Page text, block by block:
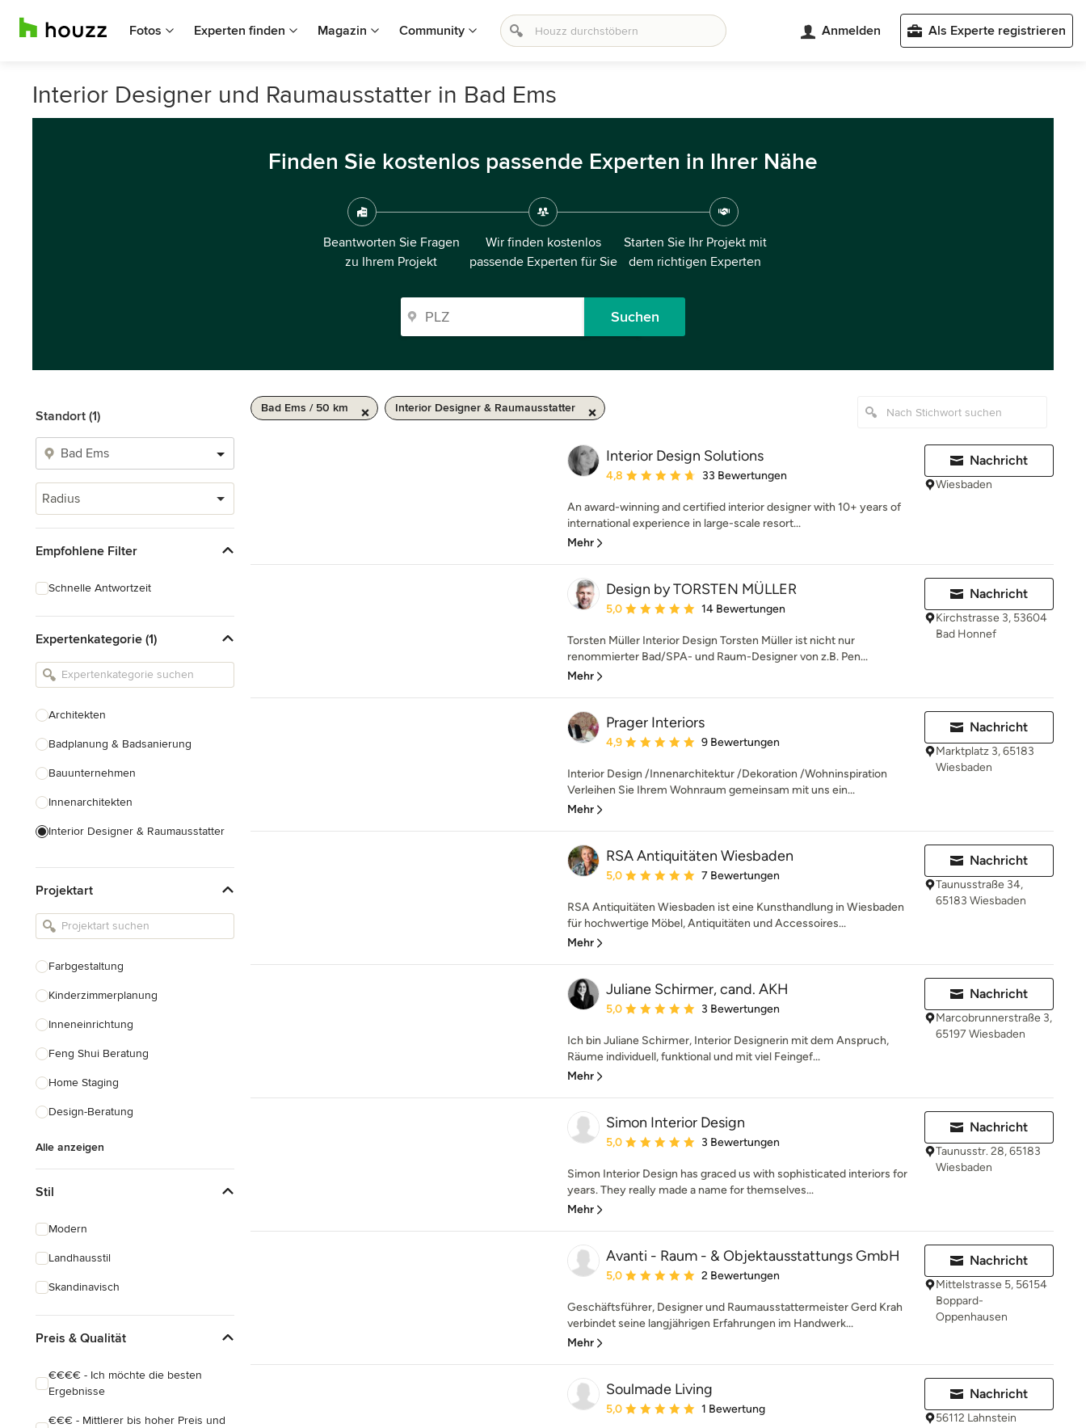
Fotos Experten finden Magazin Community Anmelden Als Experte registrieren
Interior Designer und Raumausstatter in Bad Ems
Finden Sie kostenlos passende Experten in Ihrer Nähe
Beantworten Sie Fragen
zu Ihrem Projekt
Wir finden kostenlos
passende Experten für Sie
Starten Sie Ihr Projekt mit
dem richtigen Experten
Suchen
Standort (1)
Radius
Empfohlene Filter
Schnelle Antwortzeit
Expertenkategorie (1)
Architekten
Badplanung & Badsanierung
Bauunternehmen
Innenarchitekten
Interior Designer & Raumausstatter
Landschaftsarchitekten
Armaturen & Sanitärbedarf
Einbauschränke
Projektart
Farbgestaltung
Kinderzimmerplanung
Inneneinrichtung
Feng Shui Beratung
Home Staging
Design-Beratung
Alle anzeigen
Stil
Modern
Landhausstil
Skandinavisch
Preis & Qualität
€€€€ - Ich möchte die besten
Ergebnisse
€€€ - Mittlerer bis hoher Preis und
Bad Ems / 50 km Interior Designer & Raumausstatter
Interior Design Solutions
Durchschnittliche Bewertung: 4.8 von 5 Sternen
4,8 33 Bewertungen
An award-winning and certified interior designer with 10+ years of
international experience in large-scale resort...
Mehr
Nachricht
Wiesbaden
Design by TORSTEN MÜLLER
Durchschnittliche Bewertung: 5 von 5 Sternen
5,0 14 Bewertungen
Torsten Müller Interior Design Torsten Müller ist nicht nur
renommierter Bad/SPA- und Raum-Designer von z.B. Pen...
Mehr
Nachricht
Kirchstrasse 3, 53604
Bad Honnef
Prager Interiors
Durchschnittliche Bewertung: 4.9 von 5 Sternen
4,9 9 Bewertungen
Interior Design /Innenarchitektur /Dekoration /Wohninspiration
Verleihen Sie Ihrem Wohnraum gemeinsam mit uns ein...
Mehr
Nachricht
Marktplatz 3, 65183
Wiesbaden
RSA Antiquitäten Wiesbaden
Durchschnittliche Bewertung: 5 von 5 Sternen
5,0 7 Bewertungen
RSA Antiquitäten Wiesbaden ist eine Kunsthandlung in Wiesbaden
für hochwertige Möbel, Antiquitäten und Accessoires...
Mehr
Nachricht
Taunusstraße 34,
65183 Wiesbaden
Juliane Schirmer, cand. AKH
Durchschnittliche Bewertung: 5 von 5 Sternen
5,0 3 Bewertungen
Ich bin Juliane Schirmer, Interior Designerin mit dem Anspruch,
Räume individuell, funktional und mit viel Feingef...
Mehr
Nachricht
Marcobrunnerstraße 3,
65197 Wiesbaden
Simon Interior Design
Durchschnittliche Bewertung: 5 von 5 Sternen
5,0 3 Bewertungen
Simon Interior Design has graced us with sophisticated interiors for
years. They really made a name for themselves...
Mehr
Nachricht
Taunusstr. 28, 65183
Wiesbaden
Avanti - Raum - & Objektausstattungs GmbH
Durchschnittliche Bewertung: 5 von 5 Sternen
5,0 2 Bewertungen
Geschäftsführer, Designer und Raumausstattermeister Gerd Krah
verbindet seine langjährigen Erfahrungen im Handwerk...
Mehr
Nachricht
Mittelstrasse 5, 56154
Boppard-
Oppenhausen
Soulmade Living
Durchschnittliche Bewertung: 5 von 5 Sternen
5,0 1 Bewertung
Nachricht
56112 Lahnstein